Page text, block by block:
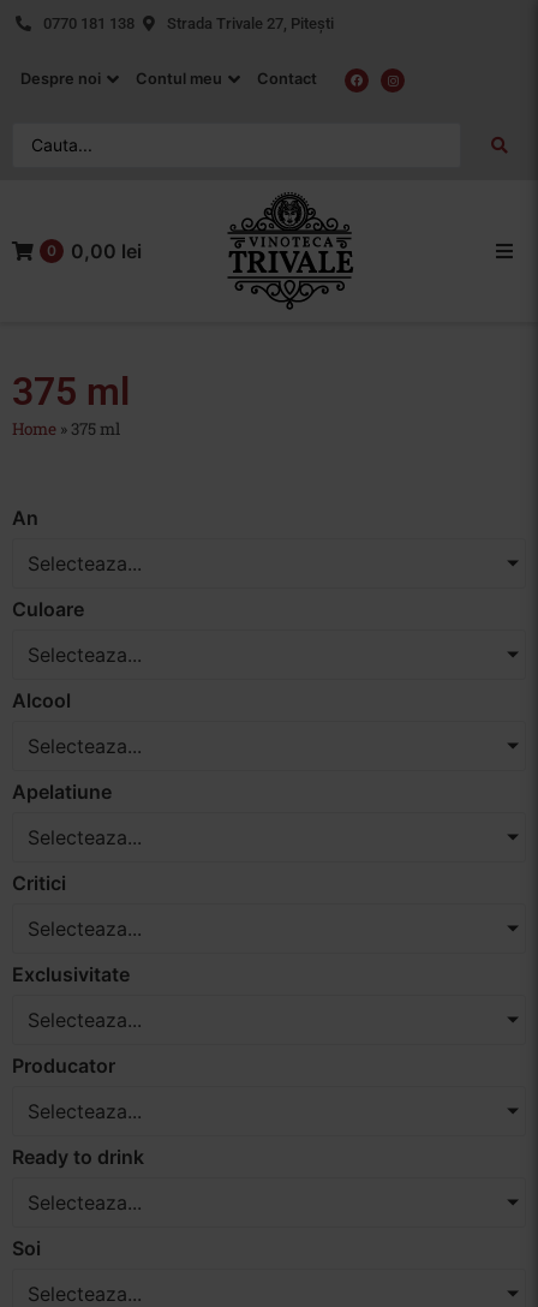
0770 181 138 Strada Trivale 27, Pitești
Despre noi Contul meu Contact
Vin Alb
Vinuri Spumante
Distilate
Accesorii
0 0,00 lei
375 ml
Home » 375 ml
An
Selecteaza...
Culoare
Selecteaza...
Alcool
Selecteaza...
Apelatiune
Selecteaza...
Critici
Selecteaza...
Exclusivitate
Selecteaza...
Producator
Selecteaza...
Ready to drink
Selecteaza...
Soi
Selecteaza...